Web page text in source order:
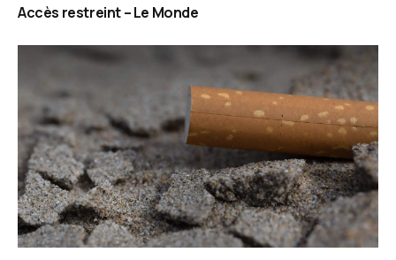
Accès restreint – Le Monde